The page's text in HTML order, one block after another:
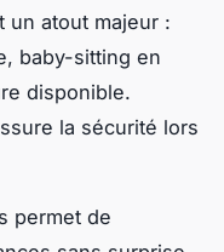
un atout majeur :
baby-sitting en
disponible.
la sécurité lors
permet de